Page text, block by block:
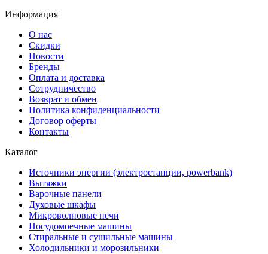
Информация
О нас
Скидки
Новости
Бренды
Оплата и доставка
Сотрудничество
Возврат и обмен
Политика конфиденциальности
Договор оферты
Контакты
Каталог
Источники энергии (электростанции, powerbank)
Вытяжки
Варочные панели
Духовые шкафы
Микроволновые печи
Посудомоечные машины
Стиральные и сушильные машины
Холодильники и морозильники